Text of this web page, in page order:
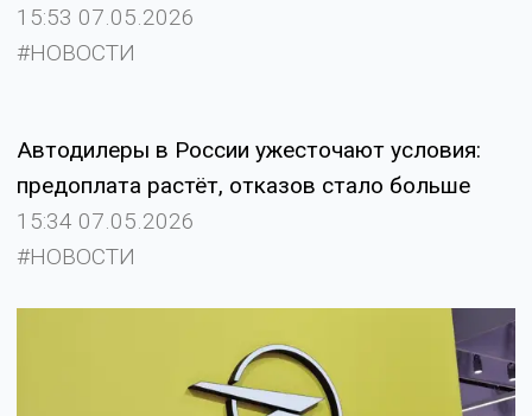
15:53 07.05.2026
#НОВОСТИ
Автодилеры в России ужесточают условия:
предоплата растёт, отказов стало больше
15:34 07.05.2026
#НОВОСТИ